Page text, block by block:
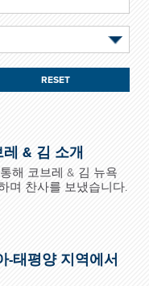
RESET
& 김 소개
해 코브레 & 김 뉴욕
며 찬사를 보냈습니다.
-태평양 지역에서